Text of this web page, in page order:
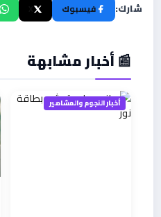
شارك: فيسبوك
📰 أخبار مشابهة
أخبار النجوم والمشاهير